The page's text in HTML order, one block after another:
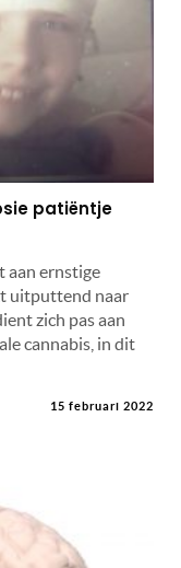
patiëntje
aan ernstige
uitputtend naar
zich pas aan
cannabis, in dit
15 februari 2022